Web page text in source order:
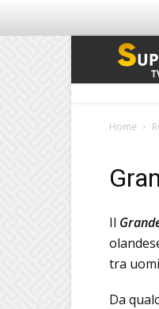
Home
Il
tra
Da